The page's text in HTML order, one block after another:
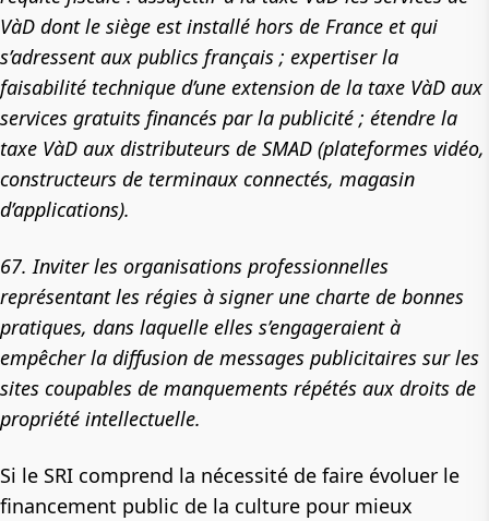
VàD dont le siège est installé hors de France et qui
s’adressent aux publics français ; expertiser la
faisabilité technique d’une extension de la taxe VàD aux
services gratuits financés par la publicité ; étendre la
taxe VàD aux distributeurs de SMAD (plateformes vidéo,
constructeurs de terminaux connectés, magasin
d’applications).
67. Inviter les organisations professionnelles
représentant les régies à signer une charte de bonnes
pratiques, dans laquelle elles s’engageraient à
empêcher la diffusion de messages publicitaires sur les
sites coupables de manquements répétés aux droits de
propriété intellectuelle.
Si le SRI comprend la nécessité de faire évoluer le
financement public de la culture pour mieux